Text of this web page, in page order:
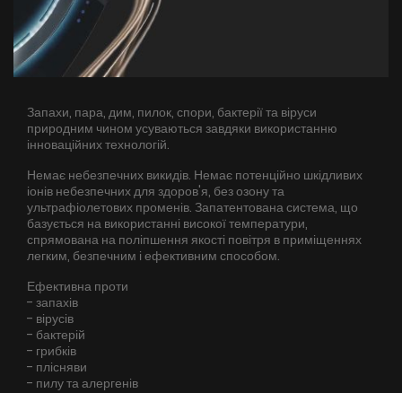
Запахи, пара, дим, пилок, спори, бактерії та віруси
природним чином усуваються завдяки використанню
інноваційних технологій.
Немає небезпечних викидів. Немає потенційно шкідливих
іонів небезпечних для здоров'я, без озону та
ультрафіолетових променів. Запатентована система, що
базується на використанні високої температури,
спрямована на поліпшення якості повітря в приміщеннях
легким, безпечним і ефективним способом.
Ефективна проти
- запахів
- вірусів
- бактерій
- грибків
- плісняви
- пилу та алергенів